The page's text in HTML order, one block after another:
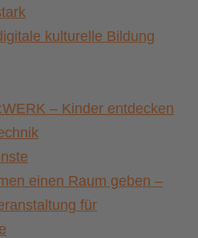
kulturelle Bildung
– Kinder entdecken
einen Raum geben –
für